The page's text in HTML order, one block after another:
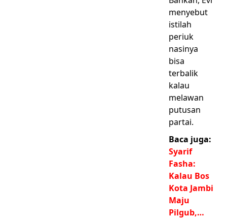
menyebut
istilah
periuk
nasinya
bisa
terbalik
kalau
melawan
putusan
partai.
Baca juga:
Syarif
Fasha:
Kalau Bos
Kota Jambi
Maju
Pilgub,…